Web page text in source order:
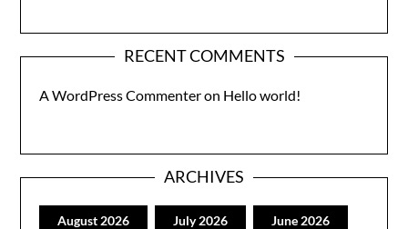
RECENT COMMENTS
A WordPress Commenteron Hello world!
ARCHIVES
August 2026 July 2026 June 2026